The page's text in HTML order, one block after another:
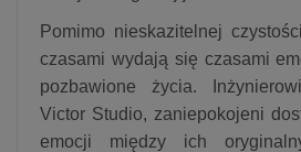
Pomimo nieskazitelnej
czasami wydają się czasami
pozbawione życia.
Victor Studio, zaniepokojeni
emocji między ich